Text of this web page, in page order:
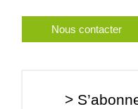
Nous contacter
>